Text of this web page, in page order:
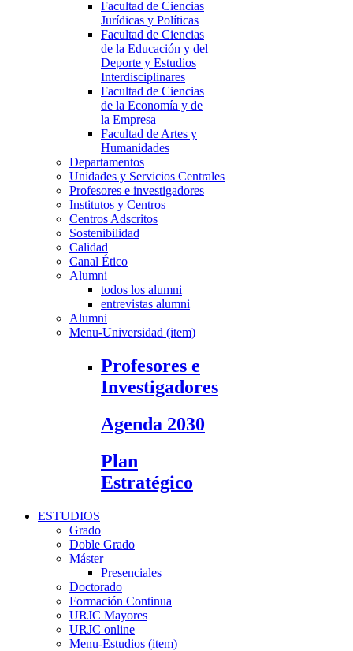
Facultad de Ciencias
Jurídicas y Políticas
Facultad de Ciencias
de la Educación y del
Deporte y Estudios
Interdisciplinares
Facultad de Ciencias
de la Economía y de
la Empresa
Facultad de Artes y
Humanidades
Departamentos
Unidades y Servicios Centrales
Profesores e investigadores
Institutos y Centros
Centros Adscritos
Sostenibilidad
Calidad
Canal Ético
Alumni
todos los alumni
entrevistas alumni
Alumni
Menu-Universidad (item)
Profesores e
Investigadores
Agenda 2030
Plan
Estratégico
ESTUDIOS
Grado
Doble Grado
Máster
Presenciales
Doctorado
Formación Continua
URJC Mayores
URJC online
Menu-Estudios (item)